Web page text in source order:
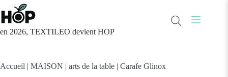
Passer
au
contenu
en 2026, TEXTILEO devient HOP
Accueil | MAISON | arts de la table | Carafe Glinox